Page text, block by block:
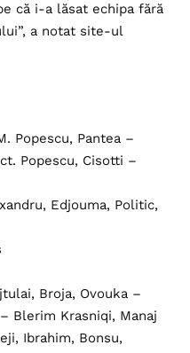
că i-a lăsat echipa fără
a notat site-ul
start
Popescu, Pantea –
Popescu, Cisotti –
Edjouma, Politic,
Broja, Ovouka –
Blerim Krasniqi, Manaj
Ibrahim, Bonsu,